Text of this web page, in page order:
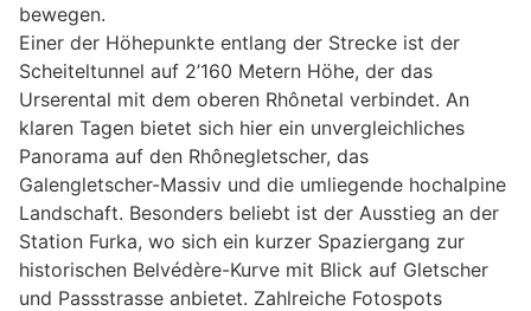
bewegen.
Einer der Höhepunkte entlang der Strecke ist der
Scheiteltunnel auf 2’160 Metern Höhe, der das
Urserental mit dem oberen Rhônetal verbindet. An
klaren Tagen bietet sich hier ein unvergleichliches
Panorama auf den Rhônegletscher, das
Galengletscher-Massiv und die umliegende hochalpine
Landschaft. Besonders beliebt ist der Ausstieg an der
Station Furka, wo sich ein kurzer Spaziergang zur
historischen Belvédère-Kurve mit Blick auf Gletscher
und Passstrasse anbietet. Zahlreiche Fotospots